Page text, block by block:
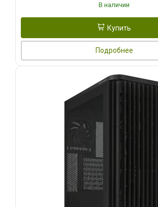
В наличии
Купить
Подробнее